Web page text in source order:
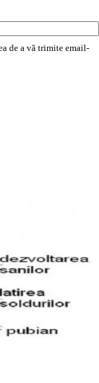
de a vă trimite email-